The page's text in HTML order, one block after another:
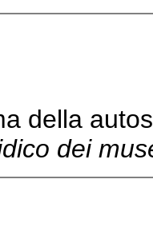
della
dei